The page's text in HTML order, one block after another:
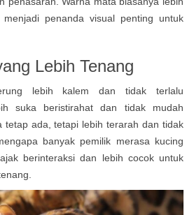
penanda visual penting untuk
Lebih Tenang
lebih kalem dan tidak terlalu
suka beristirahat dan tidak mudah
tetap ada, tetapi lebih terarah dan tidak
banyak pemilik merasa kucing
berinteraksi dan lebih cocok untuk